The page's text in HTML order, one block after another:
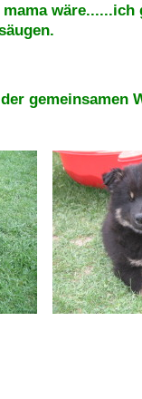
wäre......ich
gemeinsamen